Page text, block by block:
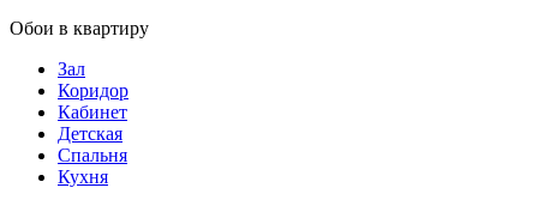
Обои в квартиру
Зал
Коридор
Кабинет
Детская
Спальня
Кухня